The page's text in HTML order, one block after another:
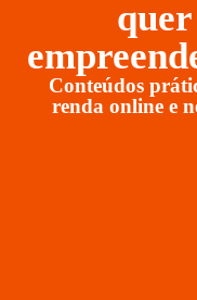
Conteúdos
renda online e